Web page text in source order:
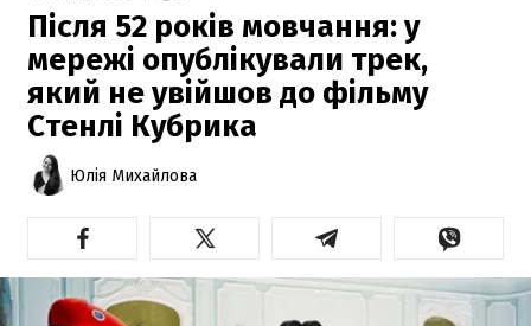
Після 52 років мовчання: у
мережі опублікували трек,
який не увійшов до фільму
Стенлі Кубрика
Юлія Михайлова